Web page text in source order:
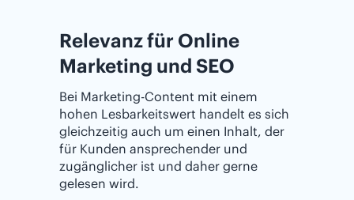
Relevanz für ‌‌Online‌
‌Marketing und SEO
Bei Marketing-Content mit einem
hohen Lesbarkeitswert handelt es sich
gleichzeitig auch um einen Inhalt, der
für Kunden ansprechender und
zugänglicher ist und daher gerne
gelesen wird.